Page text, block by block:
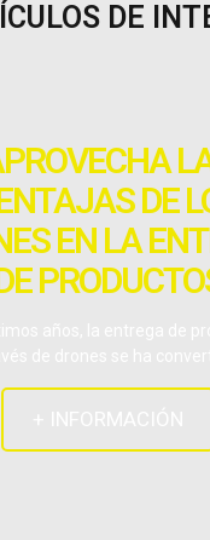
DE
DE
EN LA